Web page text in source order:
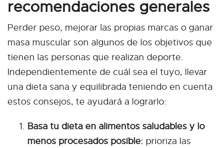
recomendaciones generales
Perder peso, mejorar las propias marcas o ganar
masa muscular son algunos de los objetivos que
tienen las personas que realizan deporte.
Independientemente de cuál sea el tuyo, llevar
una dieta sana y equilibrada teniendo en cuenta
estos consejos, te ayudará a lograrlo:
Basa tu dieta en alimentos saludables y lo
menos procesados posible: prioriza las